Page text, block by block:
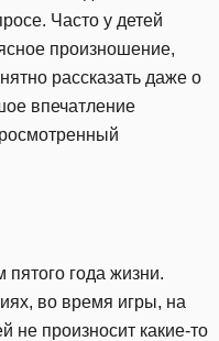
Часто у детей
произношение,
рассказать даже о
впечатление
года жизни.
во время игры, на
не произносит какие-то